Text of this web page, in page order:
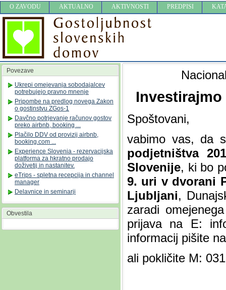
O ZAVODU AKTUALNO AKTIVNOSTI PREDPISI
Povezave
Ukrepi omejevanja sobodajalcev
potrebujejo pravno mnenje
Pripombe na predlog novega Zakon
o gostinstvu ZGos-1
Davčno potrjevanje računov gostov
preko airbnb, booking ...
Plačilo DDV od provizij airbnb,
booking.com ...
Experience Slovenia - rezervacijska
platforma za hkratno prodajo
doživetij in nastanitev.
eTrips - spletna recepcija in channel
manager
Delavnice in seminarji
Obvestila
Spoštovani,
vabimo vas, da
podjetništva
Slovenije, ki bo
9. uri v dvorani
Ljubljani,
zaradi
prijava na E:
informacij pišite
ali pokličite M: